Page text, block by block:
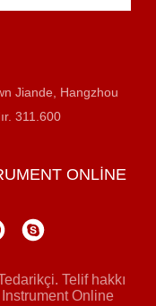
Jiande, Hangzhou
311.600
ONLINE
Telif hakkı
Online